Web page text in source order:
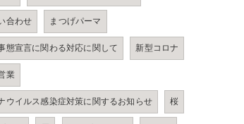
合わせ まつげパーマ
態宣言に関わる対応に関して 新型コロナ
業
ウイルス感染症対策に関するお知らせ 桜